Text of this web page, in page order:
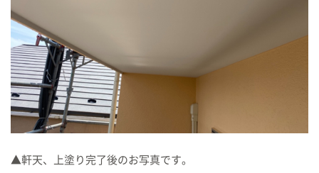
▲軒天、上塗り完了後のお写真です。